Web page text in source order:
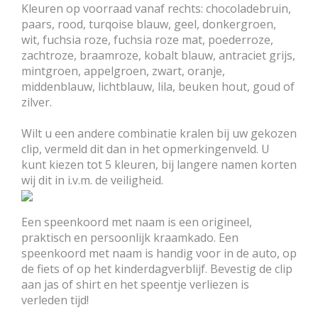
Kleuren op voorraad vanaf rechts: chocoladebruin,
paars, rood, turqoise blauw, geel, donkergroen,
wit, fuchsia roze, fuchsia roze mat, poederroze,
zachtroze, braamroze, kobalt blauw, antraciet grijs,
mintgroen, appelgroen, zwart, oranje,
middenblauw, lichtblauw, lila, beuken hout, goud of
zilver.
Wilt u een andere combinatie kralen bij uw gekozen
clip, vermeld dit dan in het opmerkingenveld. U
kunt kiezen tot 5 kleuren, bij langere namen korten
wij dit in i.v.m. de veiligheid.
Een speenkoord met naam is een origineel,
praktisch en persoonlijk kraamkado. Een
speenkoord met naam is handig voor in de auto, op
de fiets of op het kinderdagverblijf. Bevestig de clip
aan jas of shirt en het speentje verliezen is
verleden tijd!